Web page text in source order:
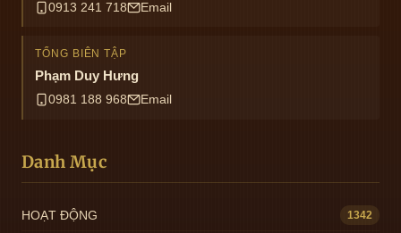
0913 241 718 Email
TỔNG BIÊN TẬP
Phạm Duy Hưng
0981 188 968 Email
Danh Mục
HOẠT ĐỘNG 1342